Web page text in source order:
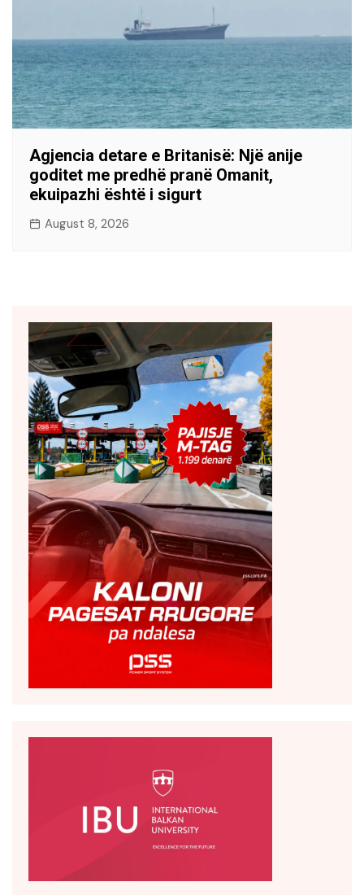
Agjencia detare e Britanisë: Një anije
goditet me predhë pranë Omanit,
ekuipazhi është i sigurt
August 8, 2026